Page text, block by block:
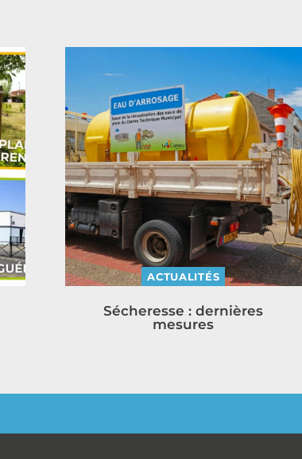
ACTUALITÉS
Sécheresse : dernières
mesures